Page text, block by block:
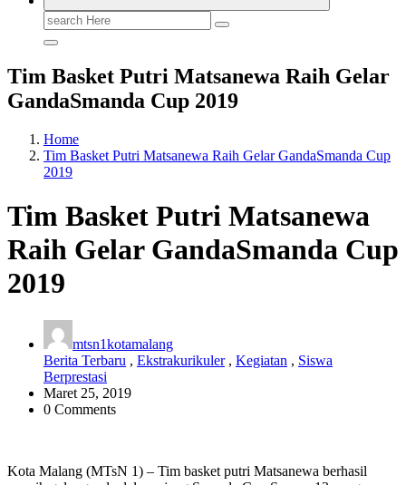
Search
for:
Tim Basket Putri Matsanewa Raih Gelar
GandaSmanda Cup 2019
Home
Tim Basket Putri Matsanewa Raih Gelar GandaSmanda Cup
2019
Tim Basket Putri Matsanewa
Raih Gelar GandaSmanda Cup
2019
mtsn1kotamalang
Berita Terbaru , Ekstrakurikuler, Kegiatan , Siswa
Berprestasi
Maret 25, 2019
0 Comments
Kota Malang (MTsN 1) – Tim basket putri Matsanewa berhasil